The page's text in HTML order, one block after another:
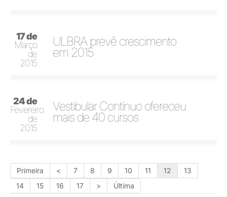
17 de
Março
de
2015
ULBRA prevê crescimento
em 2015
24 de
Fevereiro
de
2015
Vestibular Contínuo ofereceu
mais de 40 cursos
Primeira < 7 8 9 10 11 12
13
14
15 16 17 > Última